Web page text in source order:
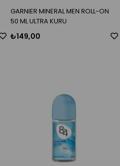
GARNIER MINERAL MEN ROLL-ON
50 ML ULTRA KURU
₺149,00